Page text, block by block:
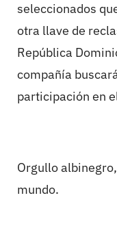
seleccionados
otra llave de
República
compañía
participación en
Orgullo
mundo.